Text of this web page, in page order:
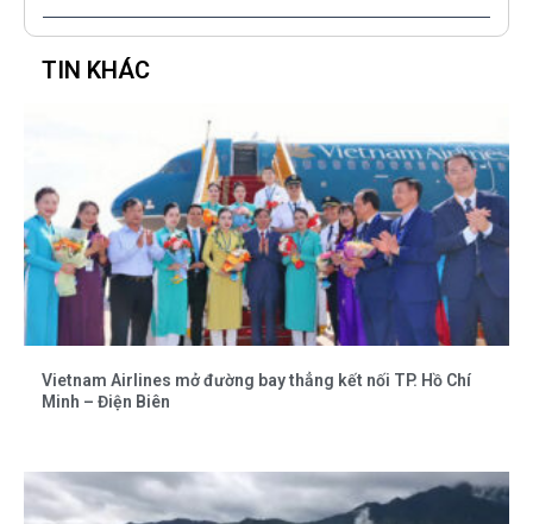
TIN KHÁC
Vietnam Airlines mở đường bay thẳng kết nối TP. Hồ Chí
Minh – Điện Biên